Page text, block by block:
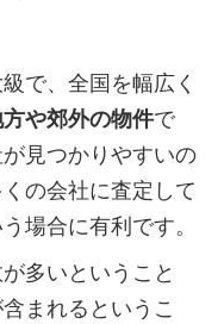
で、全国を幅広く
や郊外の物件で
見つかりやすいの
の会社に査定して
場合に有利です。
が多いということ
まれるというこ